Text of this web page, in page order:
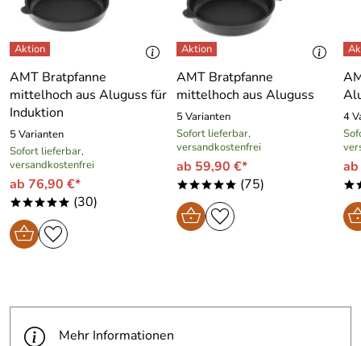
AMT Bratpfanne
mittelhoch aus Aluguss für
Induktion
5 Varianten
Sofort lieferbar,
versandkostenfrei
ab 76,90 €*
***** (30)
AMT Bratpfanne
mittelhoch aus Aluguss
5 Varianten
Sofort lieferbar,
versandkostenfrei
ab 59,90 €*
***** (75)
4
Mehr Informationen